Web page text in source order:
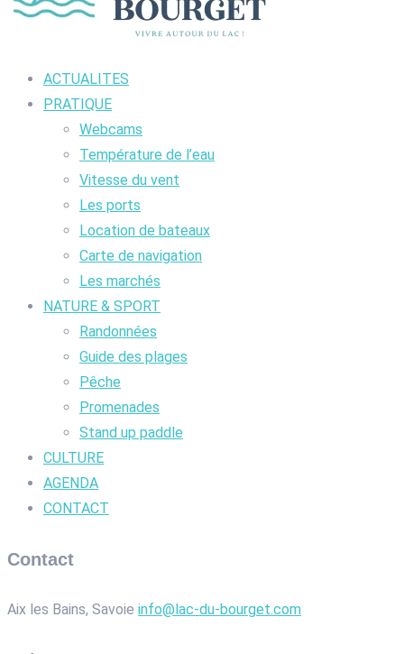
ACTUALITES
PRATIQUE
Webcams
Température de l’eau
Vitesse du vent
Les ports
Location de bateaux
Carte de navigation
Les marchés
NATURE & SPORT
Randonnées
Guide des plages
Pêche
Promenades
Stand up paddle
CULTURE
AGENDA
CONTACT
Contact
Aix les Bains, Savoie info@lac-du-bourget.com